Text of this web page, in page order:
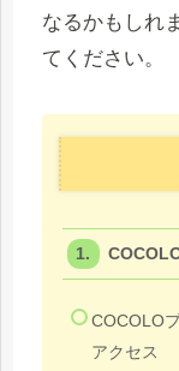
なるかもしれ
てください。
COCOLO
アクセス